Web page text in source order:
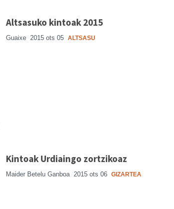
Altsasuko kintoak 2015
Guaixe 2015 ots 05 ALTSASU
Kintoak Urdiaingo zortzikoaz
Maider Betelu Ganboa 2015 ots 06 GIZARTEA